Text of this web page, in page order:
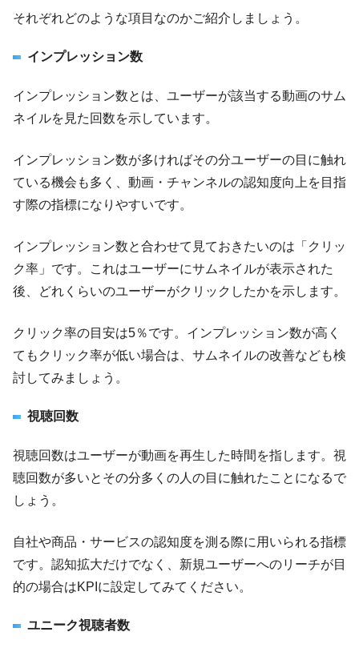
それぞれどのような項目なのかご紹介しましょう。
インプレッション数
インプレッション数とは、ユーザーが該当する動画のサム
ネイルを見た回数を示しています。
インプレッション数が多ければその分ユーザーの目に触れ
ている機会も多く、動画・チャンネルの認知度向上を目指
す際の指標になりやすいです。
インプレッション数と合わせて見ておきたいのは「クリッ
ク率」です。これはユーザーにサムネイルが表示された
後、どれくらいのユーザーがクリックしたかを示します。
クリック率の目安は5％です。インプレッション数が高く
てもクリック率が低い場合は、サムネイルの改善なども検
討してみましょう。
視聴回数
視聴回数はユーザーが動画を再生した時間を指します。視
聴回数が多いとその分多くの人の目に触れたことになるで
しょう。
自社や商品・サービスの認知度を測る際に用いられる指標
です。認知拡大だけでなく、新規ユーザーへのリーチが目
的の場合はKPIに設定してみてください。
ユニーク視聴者数